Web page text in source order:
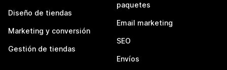
Diseño de tiendas
Marketing y conversión
Gestión de tiendas
paquetes
Email marketing
SEO
Envíos